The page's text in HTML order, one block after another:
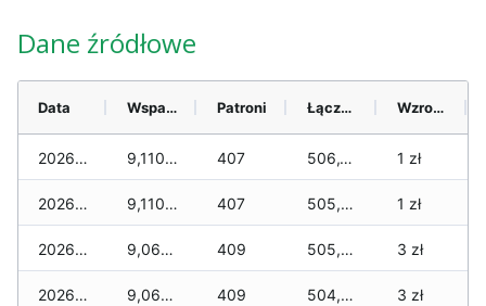
Dane źródłowe
Data Wsparcie Patroni Łącznie Wzrost (28 dni)
2026-08-06 9,110 zł 407 506,130 zł 1 zł
2026-08-05 9,110 zł 407 505,815 zł 1 zł
2026-08-04 9,060 zł 409 505,200 zł 3 zł
2026-08-03 9,060 zł 409 504,755 zł 3 zł